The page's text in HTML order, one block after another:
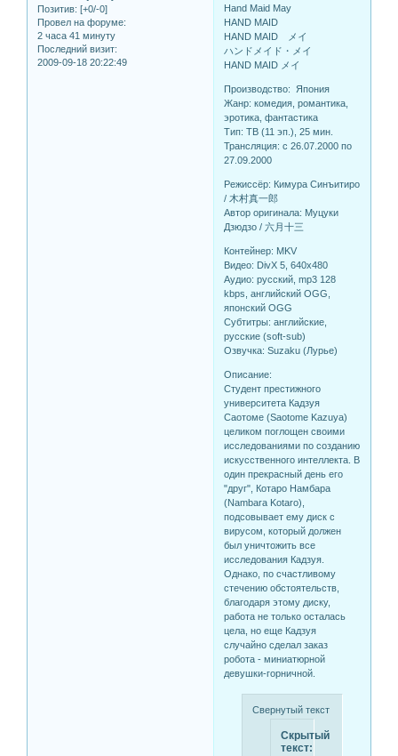
Позитив: [+0/-0]
Провел на форуме:
2 часа 41 минуту
Последний визит:
2009-09-18 20:22:49
Hand Maid May
HAND MAID
HAND MAID メイ
ハンドメイド・メイ
HAND MAID メイ
Производство: Япония
Жанр: комедия, романтика,
эротика, фантастика
Тип: ТВ (11 эп.), 25 мин.
Трансляция: c 26.07.2000 по
27.09.2000
Режиссёр: Кимура Синъитиро
/ 木村真一郎
Автор оригинала: Муцуки
Дзюдзо / 六月十三
Контейнер: MKV
Видео: DivX 5, 640x480
Аудио: русский, mp3 128
kbps, английский OGG,
японский OGG
Субтитры: английские,
русские (soft-sub)
Озвучка: Suzaku (Лурье)
Описание:
Студент престижного
университета Кадзуя
Саотоме (Saotome Kazuya)
целиком поглощен своими
исследованиями по созданию
искусственного интеллекта. В
один прекрасный день его
"друг", Котаро Намбара
(Nambara Kotaro),
подсовывает ему диск с
вирусом, который должен
был уничтожить все
исследования Кадзуя.
Однако, по счастливому
стечению обстоятельств,
благодаря этому диску,
работа не только осталась
цела, но еще Кадзуя
случайно сделал заказ
робота - миниатюрной
девушки-горничной.
Свернутый текст
Скрытый
текст: